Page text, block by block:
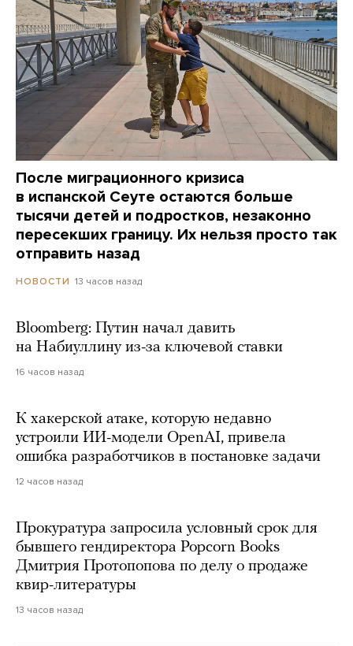
После миграционного кризиса
в испанской Сеуте остаются больше
тысячи детей и подростков, незаконно
пересекших границу. Их нельзя просто так
отправить назад
НОВОСТИ 13 часов назад
Bloomberg: Путин начал давить
на Набиуллину из-за ключевой ставки
16 часов назад
К хакерской атаке, которую недавно
устроили ИИ-модели OpenAI, привела
ошибка разработчиков в постановке задачи
12 часов назад
Прокуратура запросила условный срок для
бывшего гендиректора Popcorn Books
Дмитрия Протопопова по делу о продаже
квир-литературы
13 часов назад